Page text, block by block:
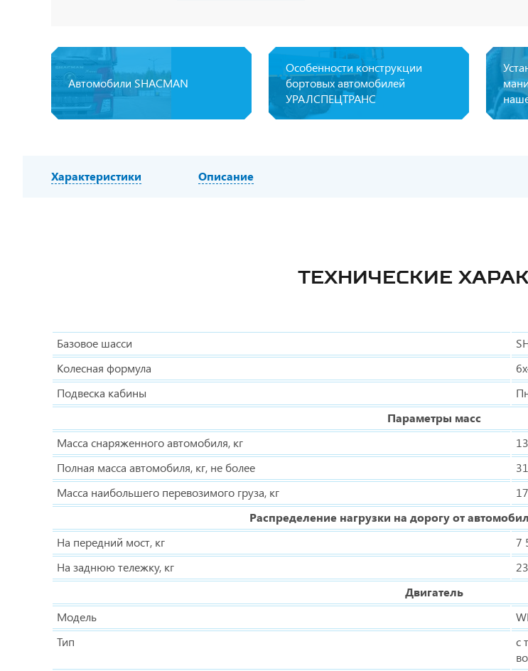
Автомобили SHACMAN
Особенности конструкции
бортовых автомобилей
УРАЛСПЕЦТРАНС
Характеристики Описание
ТЕХНИЧЕСКИЕ
Базовое шасси
Колесная формула
Подвеска кабины
Параметры масс
Масса снаряженного автомобиля, кг
Полная масса автомобиля, кг, не более
Масса наибольшего перевозимого груза, кг
Распределение нагрузки на дорогу от
На передний мост, кг
7
На заднюю тележку, кг
Двигатель
Модель
Тип
с